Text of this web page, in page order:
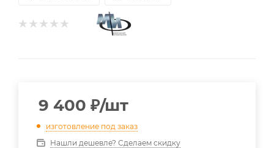
9 400 ₽/шт
изготовление под заказ
Нашли дешевле? Сделаем скидку